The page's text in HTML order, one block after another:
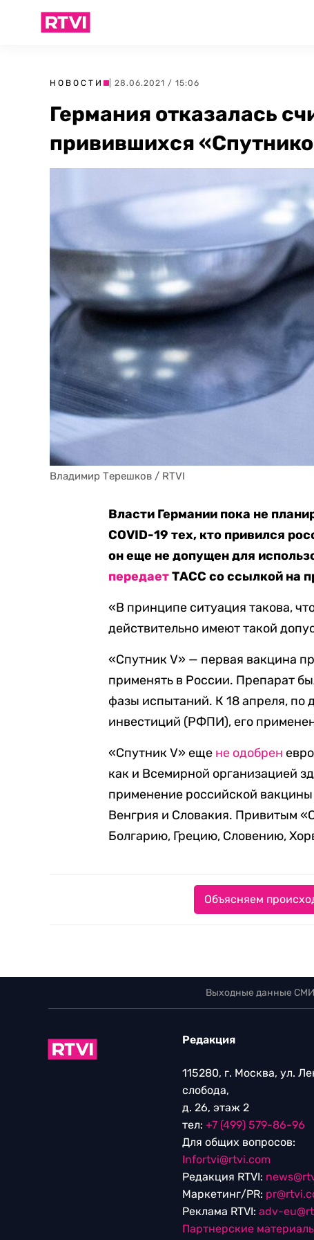
НОВОСТИ | 28.06.2021 / 15:06
Германия отказалась
привившихся
Владимир Терешков / RTVI
Власти Германии пока не
COVID-19 тех, кто привился
он еще не допущен для
передаетТАСС со ссылкой на
«В принципе ситуация такова,
действительно имеют такой
«Спутник V» — первая вакцина
применять в России. Препарат
фазы испытаний. К 18 апреля,
инвестиций (РФПИ), его
«Спутник V» еще не одобрен
как и Всемирной организацией
применение российской
Венгрия и Словакия. Привитым
Болгарию, Грецию, Словению,
Объясняем
Выходные данные СМИ
Редакция
115280, г. Москва, ул.
слобода,
д. 26, этаж 2
тел: +7 (499) 579-86-96
Для общих вопросов:
Infortvi@rtvi.com
Редакция RTVI:
Маркетинг/PR:
Реклама RTVI: adv-
Партнерские